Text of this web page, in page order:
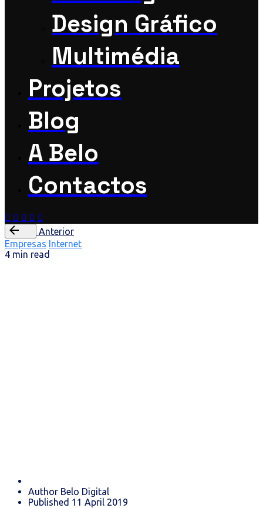
Design Gráfico
Multimédia
Projetos
Blog
A Belo
Contactos
Anterior
Empresas Internet
4 min read
Author Belo Digital
Published 11 April 2019